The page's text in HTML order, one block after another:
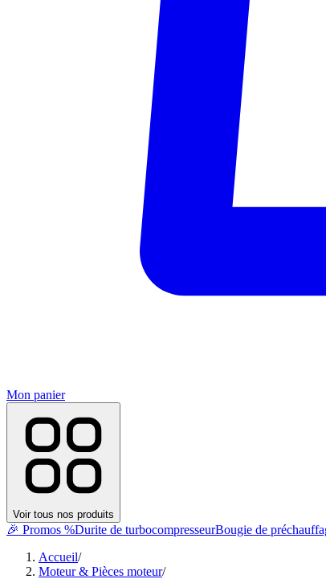
Mon panier
Voir tous nos produits
🎉 Promos %Durite de turbocompresseurBougie de
Accueil/
Moteur & Pièces moteur/